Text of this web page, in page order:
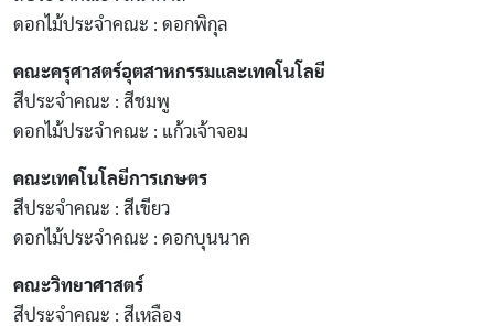
ดอกไม้ประจำคณะ : ดอกพิกุล
คณะครุศาสตร์อุตสาหกรรมและเทคโนโลยี
สีประจำคณะ : สีชมพู
ดอกไม้ประจำคณะ : แก้วเจ้าจอม
คณะเทคโนโลยีการเกษตร
สีประจำคณะ : สีเขียว
ดอกไม้ประจำคณะ : ดอกบุนนาค
คณะวิทยาศาสตร์
สีประจำคณะ : สีเหลือง